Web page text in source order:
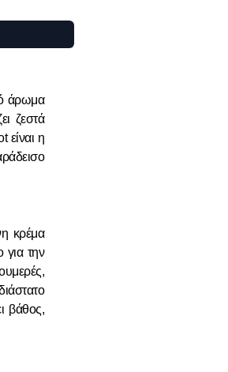
άρωμα
ζεστά
είναι η
κρέμα
για την
βάθος,